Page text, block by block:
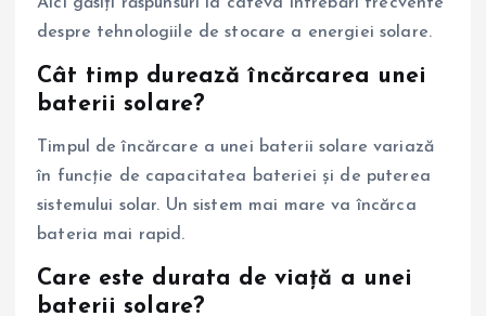
Aici găsiți răspunsuri la câteva întrebări frecvente
despre tehnologiile de stocare a energiei solare.
Cât timp durează încărcarea unei
baterii solare?
Timpul de încărcare a unei baterii solare variază
în funcție de capacitatea bateriei și de puterea
sistemului solar. Un sistem mai mare va încărca
bateria mai rapid.
Care este durata de viață a unei
baterii solare?